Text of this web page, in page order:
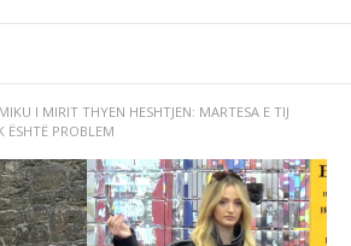
MIKU I MIRIT THYEN HESHTJEN: MARTESA E TIJ
ËSHTË PROBLEM